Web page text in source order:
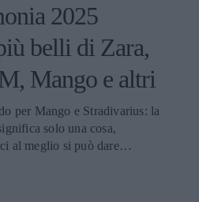
2025
belli di Zara,
Mango e altri
per Mango e Stradivarius: la
solo una cosa,
al meglio si può dare